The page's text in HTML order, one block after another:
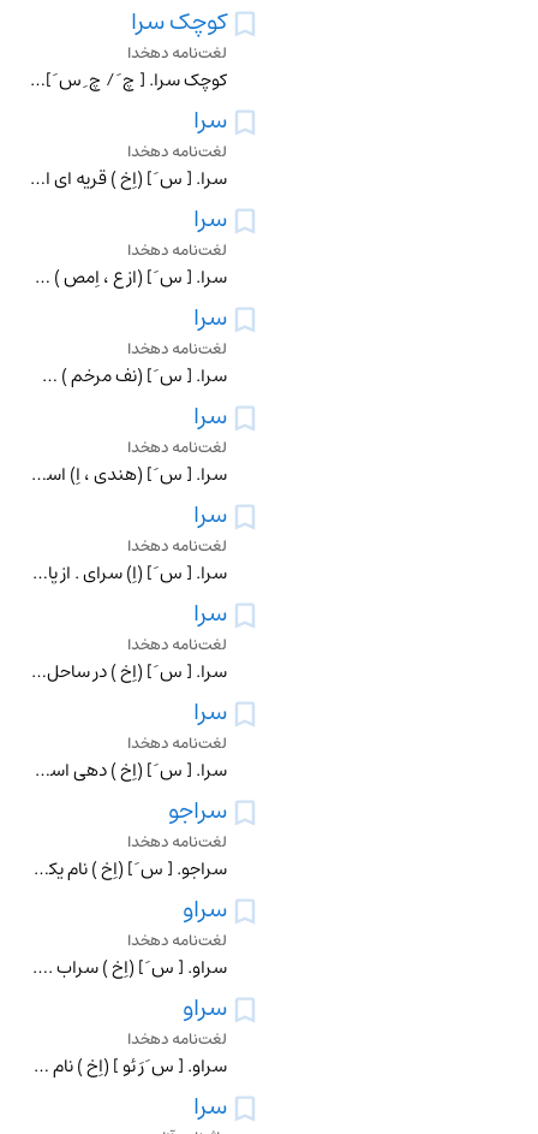
کوچک سرا
لغت‌نامه دهخدا
کوچک سرا. [ چ َ / چ ِ س َ ] (اِخ ) دهی از دهستان علی آباد است که در بخش مرکزی شهرستان قائم شهر و در 1500گزی شمال غربی این شهر قرار دارد. در دشت واقع و هوای آن م
سرا
لغت‌نامه دهخدا
سرا. [ س َ ] (اِخ ) قریه ای است در نهاوند. (معجم البلدان ).
سرا
لغت‌نامه دهخدا
سرا. [ س َ ] (از ع ، اِمص ) در عربی بمعنی نرمی و رأفت لیکن به این معنی در آخر همزه است ، فارسیان بدون همزه نیز آرند. (غیاث ) (آنندراج ).
سرا
لغت‌نامه دهخدا
سرا. [ س َ ] (نف مرخم ) سرای . سراینده : نشاندند مطرب بهر برزنی اغانی سرایی و بربطزنی . نظامی .ستایش سرایان نه یار تواَندنکوهش کنان دوستدار تواَند. سعدی .رجوع ب
سرا
لغت‌نامه دهخدا
سرا. [ س َ ] (هندی ، اِ) اسم هندی خمر است . (تحفه ٔ حکیم مؤمن ).
سرا
لغت‌نامه دهخدا
سرا. [ س َ ] (اِ) سرای . از پارسی باستان «سراده » ، اوستا «سراذه » ، ارمنی عاریتی و دخیل «سرهک »، «سره » . عربی عاریتی و دخیل سرادق (خانه و بیت ، کوشک و قصر، بن
سرا
لغت‌نامه دهخدا
سرا. [ س َ ] (اِخ ) در ساحل نهر اتل است و نهر اتل بصحراء قفچق است و سرا برساحل آن است . (ابن بطوطه ، از یادداشت بخط مؤلف ).
سرا
لغت‌نامه دهخدا
سرا. [ س َ ] (اِخ ) دهی است از دهستان تورجان بخش بوکان شهرستان مهاباد واقع در 19 هزارگزی جنوب بوکان در مسیر شوسه ٔ بوکان به سقز. هوای آن معتدل و دارای 557 تن سک
سراجو
لغت‌نامه دهخدا
سراجو. [ س َ ] (اِخ ) نام یکی از دهستانهای مرکزی شهرستان مراغه که در شمال و خاور بخش واقع شده است و آب قراء دهستان از رودخانه های صوفی چای ، مردق چگان ، لیلان ،
سراو
لغت‌نامه دهخدا
سراو. [ س َ ] (اِخ ) سراب . رجوع به نزهةالقلوب شود.
سراو
لغت‌نامه دهخدا
سراو. [ س َ رَ ئو ] (اِخ ) نام رودخانه ای است که شهر اوده در کنار آن رودخانه واقع است در هندوستان . (از برهان ) (حاشیه ٔ برهان قاطع چ معین ).
سرا